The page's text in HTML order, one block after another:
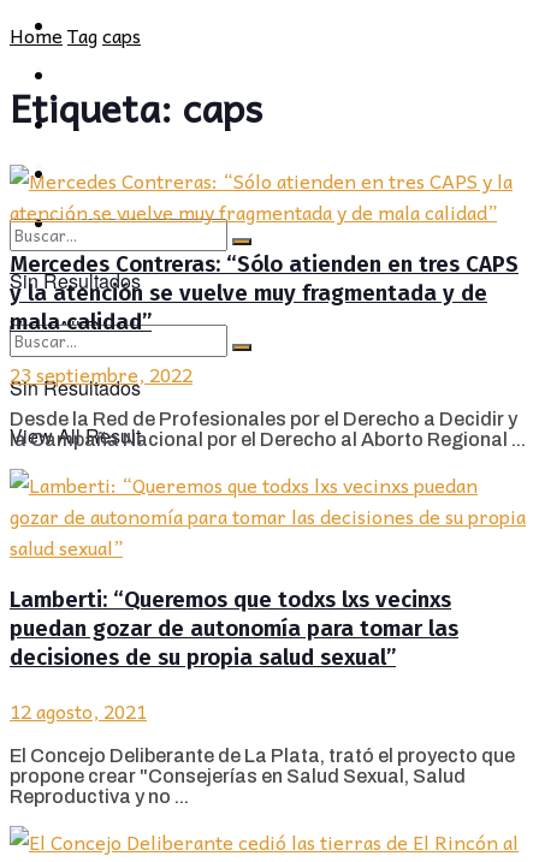
CULTURA
Sin Resultados
View All Result
PROVINCIA
SOCIEDAD
CULTURA
OPINIÓN
Sin Resultados
View All Result
HomeTagcaps
Etiqueta: caps
Mercedes Contreras: “Sólo atienden en tres CAPS
y la atención se vuelve muy fragmentada y de
mala calidad”
23 septiembre, 2022
Desde la Red de Profesionales por el Derecho a Decidir y
la Campaña Nacional por el Derecho al Aborto Regional ...
Lamberti: “Queremos que todxs lxs vecinxs
puedan gozar de autonomía para tomar las
decisiones de su propia salud sexual”
12 agosto, 2021
El Concejo Deliberante de La Plata, trató el proyecto que
propone crear "Consejerías en Salud Sexual, Salud
Reproductiva y no ...